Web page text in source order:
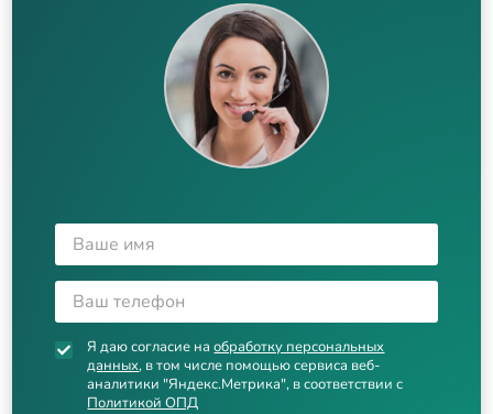
Я даю согласие наобработку персональных
данных, в том числе помощью сервиса веб-
аналитики "Яндекс.Метрика", в соответствии с
Политикой ОПД